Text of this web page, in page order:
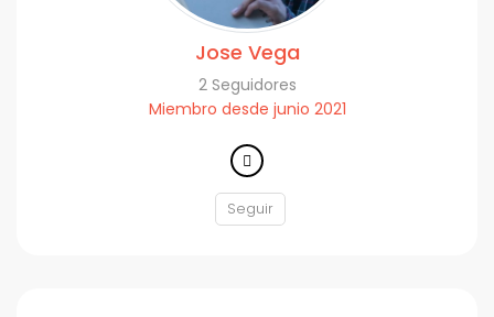
Jose Vega
2 Seguidores
Miembro desde junio 2021
Seguir